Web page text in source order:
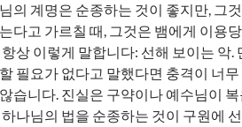
의 계명은 순종하는 것이 좋지만, 그
다고 가르칠 때, 그것은 뱀에게 이용
상 이렇게 말합니다: 선해 보이는 악.
필요가 없다고 말했다면 충격이 너무
습니다. 진실은 구약이나 예수님이
나님의 법을 순종하는 것이 구원에